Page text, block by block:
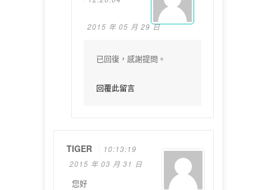
2015 年 05 月 29 日
已回復，感謝提問。
回覆此留言
TIGER
10:13:19
2015 年 03 月 31 日
您好